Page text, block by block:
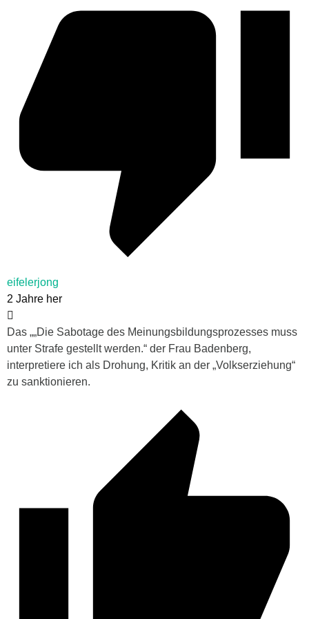
eifelerjong
2 Jahre her
Das „„Die Sabotage des Meinungsbildungsprozesses muss
unter Strafe gestellt werden.“ der Frau Badenberg,
interpretiere ich als Drohung, Kritik an der „Volkserziehung“
zu sanktionieren.